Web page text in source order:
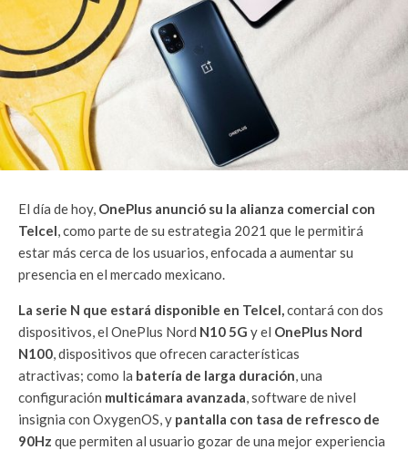
El día de hoy, OnePlus anunció su la alianza comercial con
Telcel, como parte de su estrategia 2021 que le permitirá
estar más cerca de los usuarios, enfocada a aumentar su
presencia en el mercado mexicano.
La serie N que estará disponible en Telcel,contará con dos
dispositivos, el OnePlus Nord N10 5G y el OnePlus Nord
N100, dispositivos que ofrecen características
atractivas; como la batería de larga duración, una
configuración multicámara avanzada, software de nivel
insignia con OxygenOS, y pantalla con tasa de refresco de
90Hz que permiten al usuario gozar de una mejor experiencia